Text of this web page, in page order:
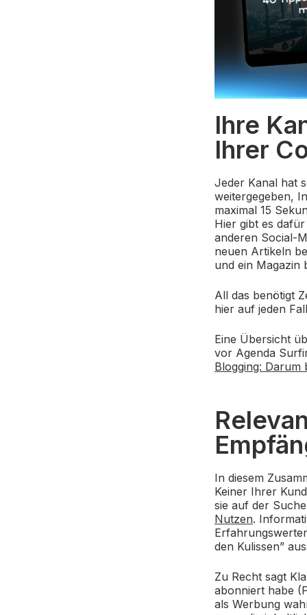
Ihre
Ihrer
Jeder Kanal hat
weitergegeben,
maximal 15
Hier gibt es
anderen Social-
neuen Artikeln
und ein Magazin
All das benötigt
hier auf jeden
Eine Übersicht
vor Agenda
Blogging: Darum
In diesem
Keiner Ihrer
sie auf der
Nutzen.
den Kulissen”
Zu Recht sagt
abonniert habe
als Werbung